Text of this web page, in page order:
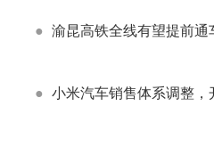
● 渝昆高铁全线有望提前通车
● 小米汽车销售体系调整，